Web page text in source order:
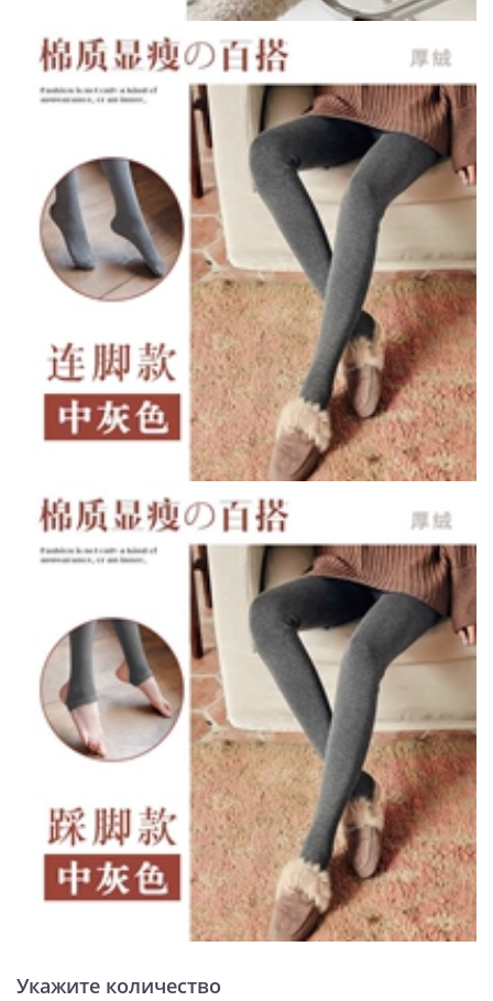
Укажите количество